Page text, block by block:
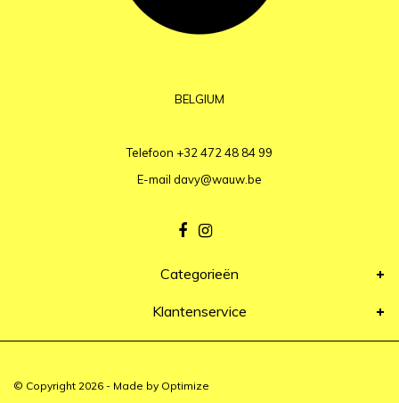
BELGIUM
Telefoon +32 472 48 84 99
E-mail davy@wauw.be
Categorieën
Klantenservice
© Copyright 2026 - Made by Optimize